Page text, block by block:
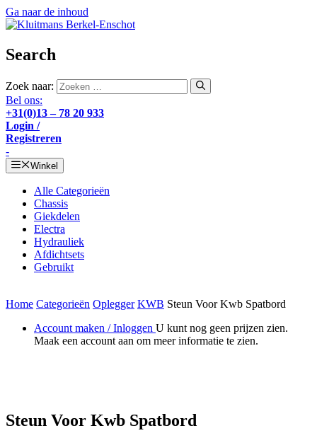
Ga naar de inhoud
Search
Zoek naar:
Bel ons:
+31(0)13 – 78 20 933
Login /
Registreren
-
Winkel
Alle Categorieën
Chassis
Giekdelen
Electra
Hydrauliek
Afdichtsets
Gebruikt
Home Categorieën Oplegger KWB Steun Voor Kwb Spatbord
Account maken / Inloggen U kunt nog geen prijzen zien.
Maak een account aan om meer informatie te zien.
Steun Voor Kwb Spatbord